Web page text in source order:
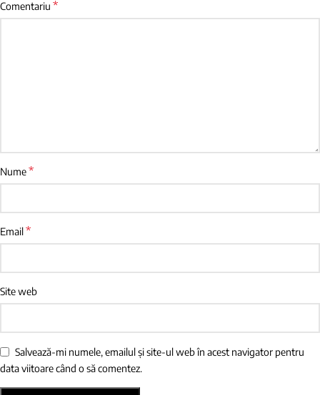
Comentariu *
Nume*
Email*
Site web
Salvează-mi numele, emailul și site-ul web în acest navigator pentru
data viitoare când o să comentez.